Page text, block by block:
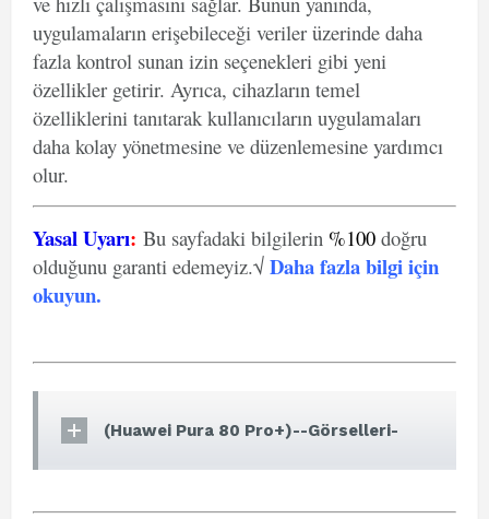
uygulamaların erişebileceği veriler üzerinde daha
fazla kontrol sunan izin seçenekleri gibi yeni
özellikler getirir. Ayrıca, cihazların temel
özelliklerini tanıtarak kullanıcıların uygulamaları
daha kolay yönetmesine ve düzenlemesine yardımcı
olur.
Yasal Uyarı: Bu sayfadaki bilgilerin %100 doğru
olduğunu garanti edemeyiz.√ Daha fazla bilgi için
okuyun.
(Huawei Pura 80 Pro+)--Görselleri-